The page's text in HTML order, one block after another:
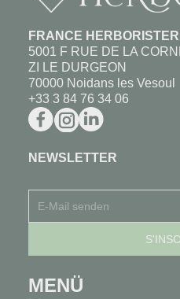
FRANCE
5001 F RUE DE LA
ZI LE DURGEON
70000 Noidans les Vesoul
+33 3 84 76 34 06
NEWSLETTER
MENÜ